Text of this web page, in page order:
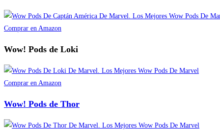
Comprar en Amazon
Wow! Pods de Loki
Comprar en Amazon
Wow! Pods de Thor